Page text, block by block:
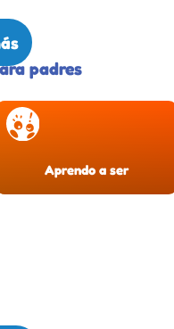
padres
Aprendo a ser